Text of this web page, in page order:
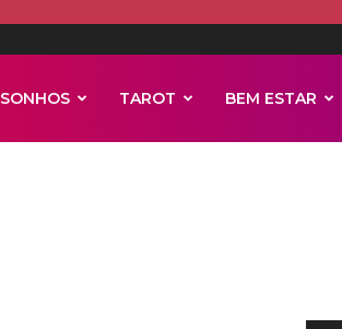
SONHOS TAROT BEM ESTAR